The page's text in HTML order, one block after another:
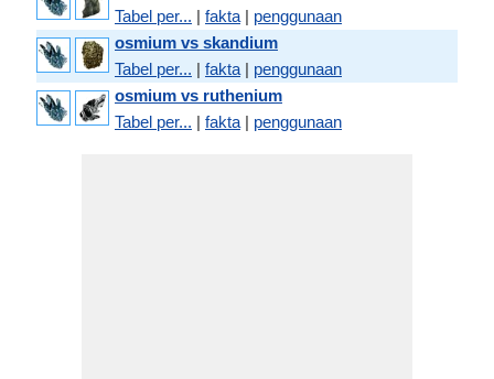
Tabel per... | fakta | penggunaan
osmium vs skandium
Tabel per... | fakta | penggunaan
osmium vs ruthenium
Tabel per... | fakta | penggunaan